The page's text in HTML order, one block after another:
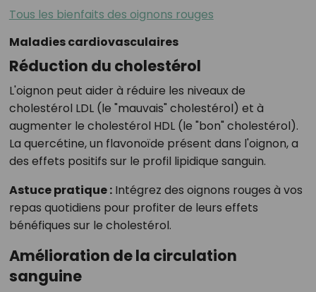
Tous les bienfaits des oignons rouges
Maladies cardiovasculaires
Réduction du cholestérol
L'oignon peut aider à réduire les niveaux de
cholestérol LDL (le "mauvais" cholestérol) et à
augmenter le cholestérol HDL (le "bon" cholestérol).
La quercétine, un flavonoïde présent dans l'oignon, a
des effets positifs sur le profil lipidique sanguin.
Astuce pratique :Intégrez des oignons rouges à vos
repas quotidiens pour profiter de leurs effets
bénéfiques sur le cholestérol.
Amélioration de la circulation
sanguine